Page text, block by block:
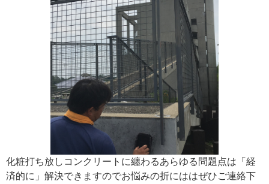
化粧打ち放しコンクリートに纏わるあらゆる問題点は「経
済的に」解決できますのでお悩みの折にははぜひご連絡下